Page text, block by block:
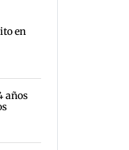
en
años